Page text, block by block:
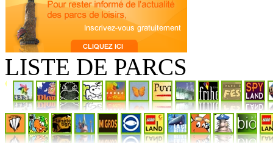
LISTE DE PARCS